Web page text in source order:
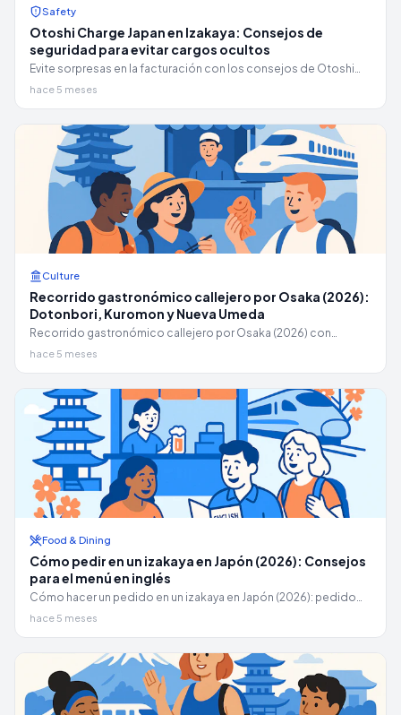
Safety
Otoshi Charge Japan en Izakaya: Consejos de
seguridad para evitar cargos ocultos
Evite sorpresas en la facturación con los consejos de Otoshi
Charge Japan: cargos por mesas de Izakaya, reglas de
Nomihodai y seguridad contra estafas de Kabukicho Tout.
hace 5 meses
Culture
Recorrido gastronómico callejero por Osaka (2026):
Dotonbori, Kuromon y Nueva Umeda
Recorrido gastronómico callejero por Osaka (2026) con
consejos de etiqueta: dónde comer, basura, colas, noches en
Dotonbori, bocados del mercado de Kuromon y nuevas
paradas en Umeda.
hace 5 meses
Food & Dining
Cómo pedir en un izakaya en Japón (2026): Consejos
para el menú en inglés
Cómo hacer un pedido en un izakaya en Japón (2026): pedido
paso a paso, precio de la mesa otoshi, reglas del nomihodai y
consejos para sobrevivir al menú en inglés.
hace 5 meses